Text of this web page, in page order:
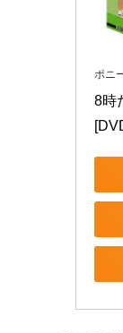
ポニ
8時